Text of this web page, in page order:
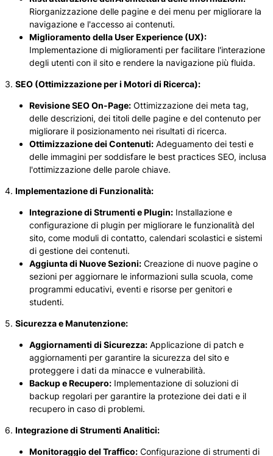
Riorganizzazione delle pagine e dei menu per migliorare la
navigazione e l'accesso ai contenuti.
Miglioramento della User Experience (UX):
Implementazione di miglioramenti per facilitare l'interazione
degli utenti con il sito e rendere la navigazione più fluida.
3. SEO (Ottimizzazione per i Motori di Ricerca):
Revisione SEO On-Page: Ottimizzazione dei meta tag,
delle descrizioni, dei titoli delle pagine e del contenuto per
migliorare il posizionamento nei risultati di ricerca.
Ottimizzazione dei Contenuti: Adeguamento dei testi e
delle immagini per soddisfare le best practices SEO, inclusa
l'ottimizzazione delle parole chiave.
4. Implementazione di Funzionalità:
Integrazione di Strumenti e Plugin: Installazione e
configurazione di plugin per migliorare le funzionalità del
sito, come moduli di contatto, calendari scolastici e sistemi
di gestione dei contenuti.
Aggiunta di Nuove Sezioni: Creazione di nuove pagine o
sezioni per aggiornare le informazioni sulla scuola, come
programmi educativi, eventi e risorse per genitori e
studenti.
5. Sicurezza e Manutenzione:
Aggiornamenti di Sicurezza: Applicazione di patch e
aggiornamenti per garantire la sicurezza del sito e
proteggere i dati da minacce e vulnerabilità.
Backup e Recupero: Implementazione di soluzioni di
backup regolari per garantire la protezione dei dati e il
recupero in caso di problemi.
6. Integrazione di Strumenti Analitici:
Monitoraggio del Traffico: Configurazione di strumenti di